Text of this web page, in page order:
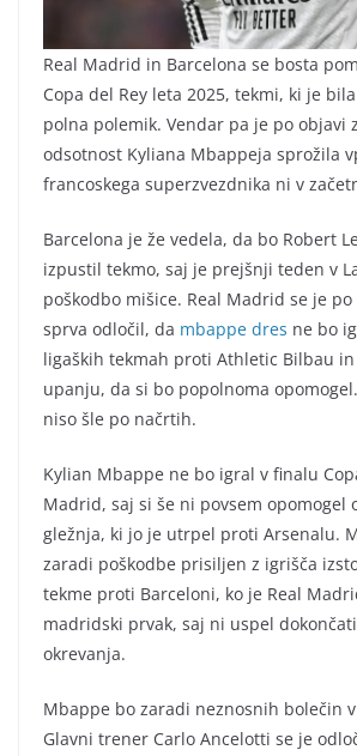
Real Madrid in Barcelona se bosta
Copa del Rey leta 2025, tekmi, ki je
polna polemik. Vendar pa je po objavi
odsotnost Kyliana Mbappeja sprožila
francoskega superzvezdnika ni v
Barcelona je že vedela, da bo Robert
izpustil tekmo, saj je prejšnji teden v
poškodbo mišice. Real Madrid se je
sprva odločil, da mbappe dres ne bo
ligaških tekmah proti Athletic Bilbau
upanju, da si bo popolnoma
niso šle po načrtih.
Kylian Mbappe ne bo igral v finalu
Madrid, saj si še ni povsem opomogel
gležnja, ki jo je utrpel proti Arsenalu.
zaradi poškodbe prisiljen z igrišča
tekme proti Barceloni, ko je Real
madridski prvak, saj ni uspel
okrevanja.
Mbappe bo zaradi neznosnih bolečin
Glavni trener Carlo Ancelotti se je